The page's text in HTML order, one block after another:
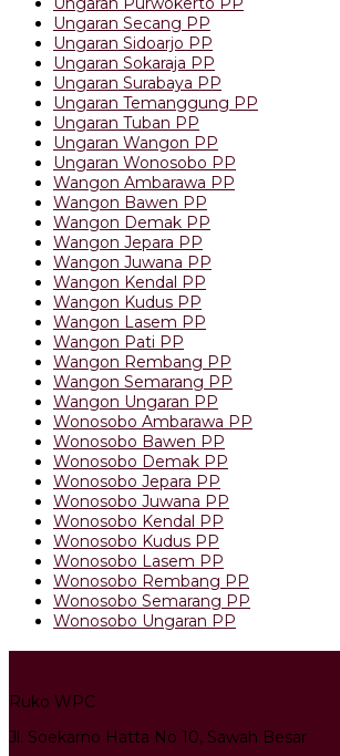
Ungaran Secang PP
Ungaran Sidoarjo PP
Ungaran Sokaraja PP
Ungaran Surabaya PP
Ungaran Temanggung PP
Ungaran Tuban PP
Ungaran Wangon PP
Ungaran Wonosobo PP
Wangon Ambarawa PP
Wangon Bawen PP
Wangon Demak PP
Wangon Jepara PP
Wangon Juwana PP
Wangon Kendal PP
Wangon Kudus PP
Wangon Lasem PP
Wangon Pati PP
Wangon Rembang PP
Wangon Semarang PP
Wangon Ungaran PP
Wonosobo Ambarawa PP
Wonosobo Bawen PP
Wonosobo Demak PP
Wonosobo Jepara PP
Wonosobo Juwana PP
Wonosobo Kendal PP
Wonosobo Kudus PP
Wonosobo Lasem PP
Wonosobo Rembang PP
Wonosobo Semarang PP
Wonosobo Ungaran PP
Ruko WPC
Jl. Soekarno Hatta No 10, Sawah Besar